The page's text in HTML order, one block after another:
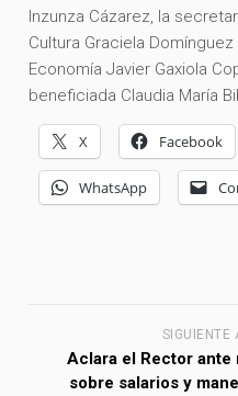
Inzunza Cázarez, la
Cultura Graciela
Economía Javier Gaxiola
beneficiada Claudia María
X Facebook
WhatsApp
SIGUIENTE
Aclara el Rector
sobre salarios y